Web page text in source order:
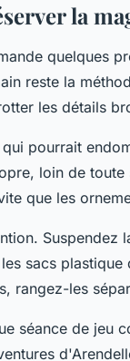
la
quelques
reste la
les détails
pourrait
loin de
que les
Suspendez
sacs
rangez-les
séance de jeu